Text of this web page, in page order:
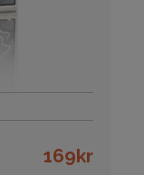
169kr